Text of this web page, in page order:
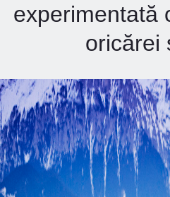
experimentată
oricărei